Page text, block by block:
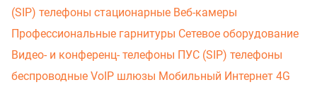
(SIP) телефоны стационарные Веб-камеры
Профессиональные гарнитуры Сетевое оборудование
Видео- и конференц- телефоны ПУС (SIP) телефоны
беспроводные VoIP шлюзы Мобильный Интернет 4G